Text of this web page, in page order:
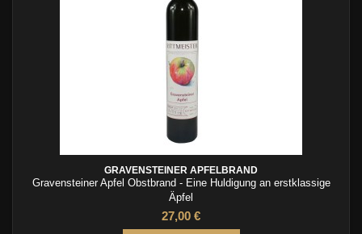
GRAVENSTEINER APFELBRAND
Gravensteiner Apfel Obstbrand - Eine Huldigung an erstklassige
Äpfel
27,00 €